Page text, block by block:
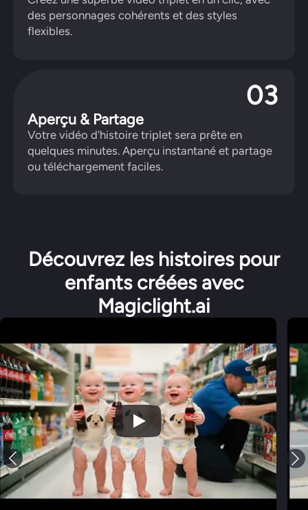
des personnages cohérents et des styles
flexibles.
03
Aperçu & Partage
Votre vidéo d'histoire triplet sera prête en
quelques minutes. Aperçu instantané et partage
ou téléchargement faciles.
Découvrez les histoires pour
enfants créées avec
Magiclight.ai